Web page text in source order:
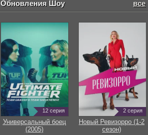
Обновления Шоу все
12 серия
Универсальный боец
(2005)
2 серия
Новый Ревизорро (1-2
сезон)